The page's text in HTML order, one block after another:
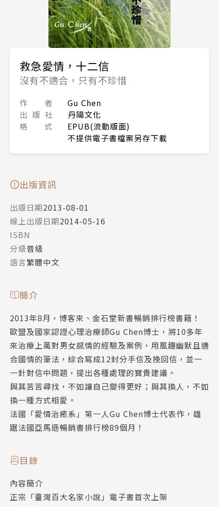
救急愛情，十二信
沒有不適合，只有不珍惜
作 者
Gu Chen
出 版 社
丹陽文化
格 式
EPUB(流動版面)
不提供電子書檔案另存下載
出版資訊
出版日期2013-08-01
線上出版日期2014-05-16
ISBN
分級普級
語言繁體中文
簡介
2013年8月，博客來、金石堂新書暢銷排行榜書籍！
歐盟及國家認證心理治療師Gu Chen博士，將10多年
來治療上萬對男女感情的經驗及案例，用風趣幽默且適
合國情的筆法，綜合寫成12封分手信及挽回信，並一
一針對信中問題，提出各種處理的寶貴建議。
與其苦苦尋找，不如讓自己變得更好；與其換人，不如
換一種方式相愛。
法國「愛情治癒系」第一人Gu Chen博士代表作，雄
踞法國亞馬遜暢銷書排行榜89個月！
目錄
內容簡介
正宗「臺灣百大名家小說」電子書首次上架